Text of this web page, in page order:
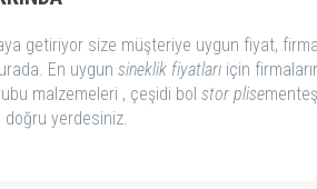
getiriyor size müşteriye uygun fiyat,
En uygun sineklik fiyatları için
malzemeleri , çeşidi bol stor plise
doğru yerdesiniz.